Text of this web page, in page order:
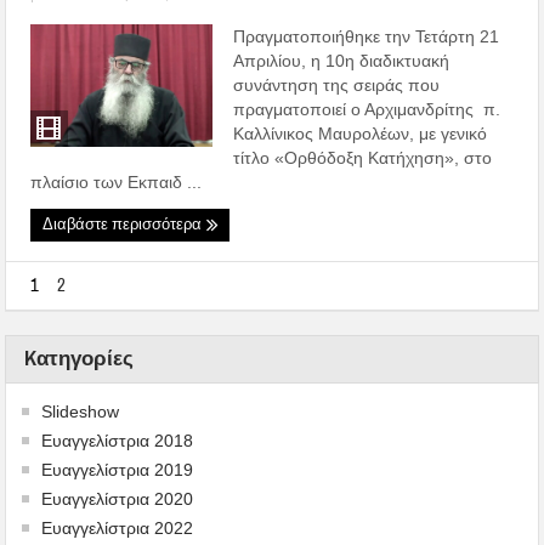
Πραγματοποιήθηκε την Τετάρτη 21
Απριλίου, η 10η διαδικτυακή
συνάντηση της σειράς που
πραγματοποιεί ο Αρχιμανδρίτης π.
Καλλίνικος Μαυρολέων, με γενικό
τίτλο «Ορθόδοξη Κατήχηση», στο
πλαίσιο των Εκπαιδ ...
Διαβάστε περισσότερα
1 2
Kατηγορίες
Slideshow
Ευαγγελίστρια 2018
Ευαγγελίστρια 2019
Ευαγγελίστρια 2020
Ευαγγελίστρια 2022